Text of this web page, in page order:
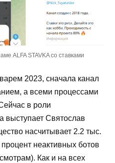
ALFA STAVKA со ставками
2023, сначала канал
а всеми процессами
в роли
выступает Святослав
насчитывает 2.2 тыс.
неактивных ботов
Как и на всех